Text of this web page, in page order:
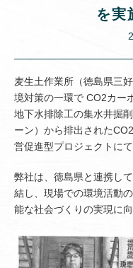
を実
麦生土作業所（徳島県三
境対策の一環で CO2カー
地下水排除工の集水井掘
ーン）から排出された
営促進型プロジェクトに
弊社は、徳島県と連携し
結し、現場での環境活動
能な社会づくりの実現に